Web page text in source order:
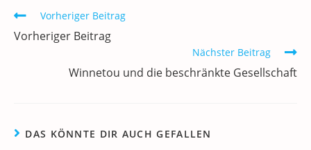
o
o
n
Weitere
Artikel
ansehen
Vorheriger Beitrag
Vorheriger Beitrag
Nächster Beitrag
Winnetou und die beschränkte Gesellschaft
DAS KÖNNTE DIR AUCH GEFALLEN